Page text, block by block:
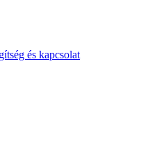
és kapcsolat